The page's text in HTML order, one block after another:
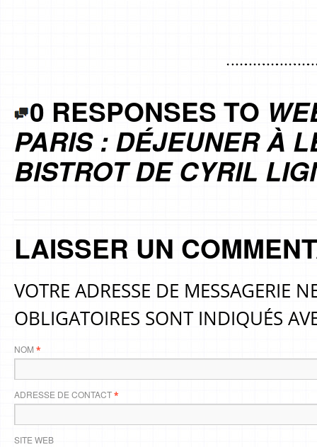
0 RESPONSES TO
PARIS : DÉJEUNER À
BISTROT DE CYRIL
LAISSER UN
VOTRE ADRESSE DE MESSAGERIE
OBLIGATOIRES SONT INDIQUÉS
NOM *
ADRESSE DE CONTACT*
SITE WEB